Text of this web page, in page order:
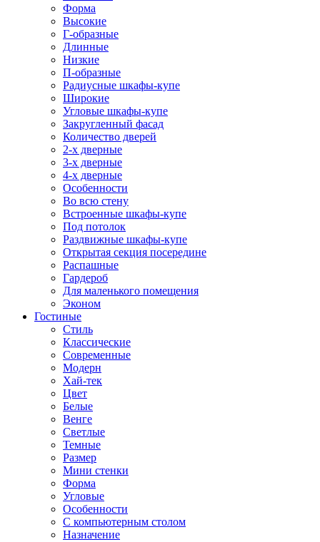
Форма
Высокие
Г-образные
Длинные
Низкие
П-образные
Радиусные шкафы-купе
Широкие
Угловые шкафы-купе
Закругленный фасад
Количество дверей
2-х дверные
3-х дверные
4-х дверные
Особенности
Во всю стену
Встроенные шкафы-купе
Под потолок
Раздвижные шкафы-купе
Открытая секция посередине
Распашные
Гардероб
Для маленького помещения
Эконом
Гостиные
Стиль
Классические
Современные
Модерн
Хай-тек
Цвет
Белые
Венге
Светлые
Темные
Размер
Мини стенки
Форма
Угловые
Особенности
С компьютерным столом
Назначение